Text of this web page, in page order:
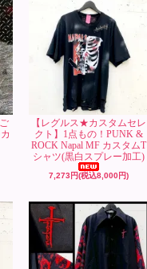
【レグルス★カスタムセレ
クト】1点もの！PUNK &
ROCK Napal MF カスタムT
シャツ(黒白スプレー加工)
7,273円(税込8,000円)